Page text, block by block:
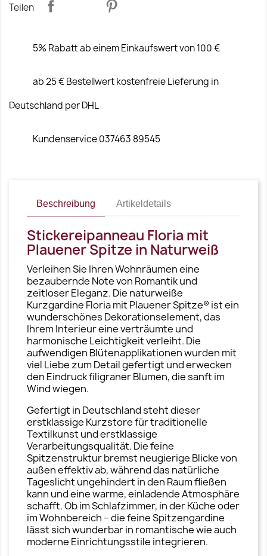
Teilen
5% Rabatt ab einem Einkaufswert von 100 €
ab 25 € Bestellwert kostenfreie Lieferung in
Deutschland per DHL
Kundenservice 037463 89545
Beschreibung Artikeldetails
Stickereipanneau Floria mit
Plauener Spitze in Naturweiß
Verleihen Sie Ihren Wohnräumen eine
bezaubernde Note von Romantik und
zeitloser Eleganz. Die naturweiße
Kurzgardine Floria mit Plauener Spitze® ist ein
wunderschönes Dekorationselement, das
Ihrem Interieur eine verträumte und
harmonische Leichtigkeit verleiht. Die
aufwendigen Blütenapplikationen wurden mit
viel Liebe zum Detail gefertigt und erwecken
den Eindruck filigraner Blumen, die sanft im
Wind wiegen.
Gefertigt in Deutschland steht dieser
erstklassige Kurzstore für traditionelle
Textilkunst und erstklassige
Verarbeitungsqualität. Die feine
Spitzenstruktur bremst neugierige Blicke von
außen effektiv ab, während das natürliche
Tageslicht ungehindert in den Raum fließen
kann und eine warme, einladende Atmosphäre
schafft. Ob im Schlafzimmer, in der Küche oder
im Wohnbereich – die feine Spitzengardine
lässt sich wunderbar in romantische wie auch
moderne Einrichtungsstile integrieren.